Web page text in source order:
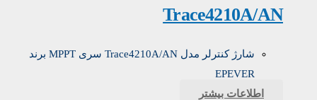
Trace4210A/AN
شارژ کنترلر مدل Trace4210A/AN سری MPPT برند
EPEVER
اطلاعات بیشتر